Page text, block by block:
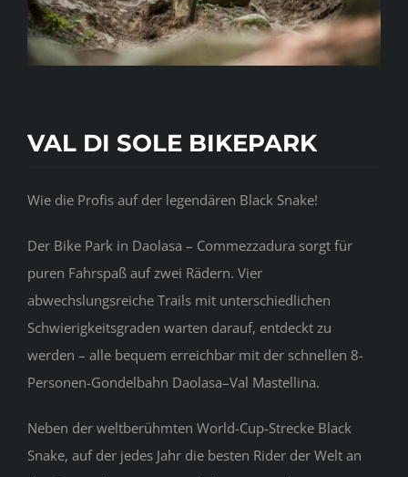
VAL DI SOLE BIKEPARK
Wie die Profis auf der legendären Black Snake!
Der Bike Park in Daolasa – Commezzadura sorgt für
puren Fahrspaß auf zwei Rädern. Vier
abwechslungsreiche Trails mit unterschiedlichen
Schwierigkeitsgraden warten darauf, entdeckt zu
werden – alle bequem erreichbar mit der schnellen 8-
Personen-Gondelbahn Daolasa–Val Mastellina.
Neben der weltberühmten World-Cup-Strecke Black
Snake, auf der jedes Jahr die besten Rider der Welt an